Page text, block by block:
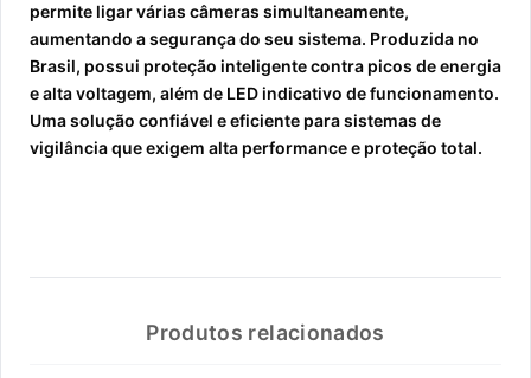
permite ligar várias câmeras simultaneamente,
aumentando a segurança do seu sistema. Produzida no
Brasil, possui proteção inteligente contra picos de energia
e alta voltagem, além de LED indicativo de funcionamento.
Uma solução confiável e eficiente para sistemas de
vigilância que exigem alta performance e proteção total.
Produtos relacionados